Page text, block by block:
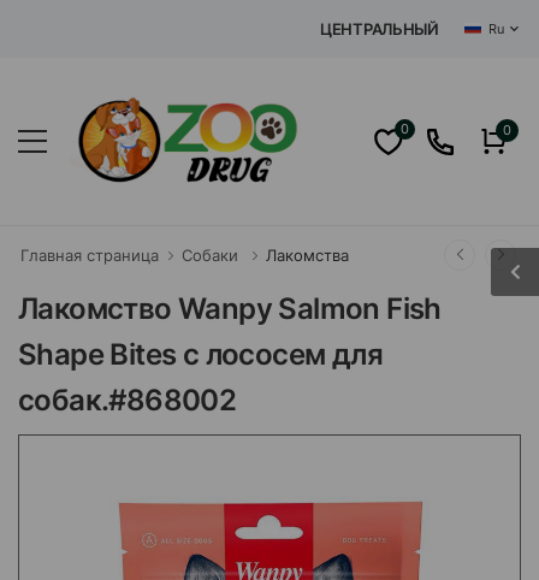
ЦЕНТРАЛЬНЫЙ ИНТЕРНЕТRu
0 0
Главная страница Собаки Лакомства
Лакомство Wanpy Salmon Fish
Shape Bites с лососем для
собак.#868002